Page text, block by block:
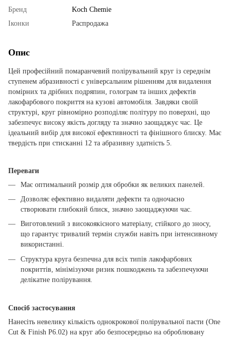
Бренд
Koch Chemie
Іконки
Распродажа
Опис
Цей професійний помаранчевий полірувальний круг із середнім
ступенем абразивності є універсальним рішенням для видалення
помірних та дрібних подряпин, голограм та інших дефектів
лакофарбового покриття на кузові автомобіля. Завдяки своїй
структурі, круг рівномірно розподіляє політуру по поверхні, що
забезпечує високу якість догляду та значно заощаджує час. Це
ідеальний вибір для високої ефективності та фінішного блиску. Має
твердість при стисканні 12 та абразивну здатність 5.
Переваги
Має оптимальний розмір для обробки як великих панелей.
Дозволяє ефективно видаляти дефекти та одночасно
створювати глибокий блиск, значно заощаджуючи час.
Виготовлений з високоякісного матеріалу, стійкого до зносу,
що гарантує тривалий термін служби навіть при інтенсивному
використанні.
Структура круга безпечна для всіх типів лакофарбових
покриттів, мінімізуючи ризик пошкоджень та забезпечуючи
делікатне полірування.
Спосіб застосування
Нанесіть невелику кількість однокрокової полірувальної пасти (One
Cut & Finish P6.02) на круг або безпосередньо на оброблювану